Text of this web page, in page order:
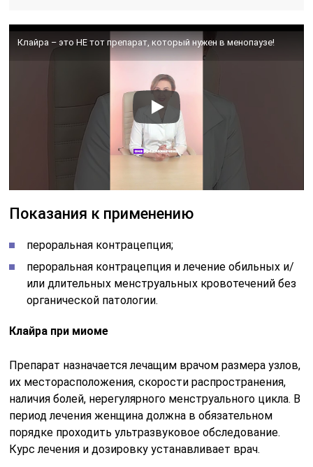
Клайра – это НЕ тот препарат, который нужен в менопаузе!
Показания к применению
пероральная контрацепция;
пероральная контрацепция и лечение обильных и/
или длительных менструальных кровотечений без
органической патологии.
Клайра при миоме
Препарат назначается лечащим врачом размера узлов,
их месторасположения, скорости распространения,
наличия болей, нерегулярного менструального цикла. В
период лечения женщина должна в обязательном
порядке проходить ультразвуковое обследование.
Курс лечения и дозировку устанавливает врач.